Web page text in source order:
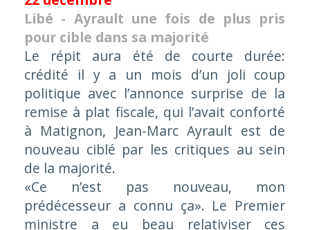
Libé - Ayrault une fois de plus pris
pour cible dans sa majorité
Le répit aura été de courte durée:
crédité il y a un mois d’un joli coup
politique avec l’annonce surprise de la
remise à plat fiscale, qui l’avait conforté
à Matignon, Jean-Marc Ayrault est de
nouveau ciblé par les critiques au sein
de la majorité.
«Ce n’est pas nouveau, mon
prédécesseur a connu ça». Le Premier
ministre a eu beau relativiser ces